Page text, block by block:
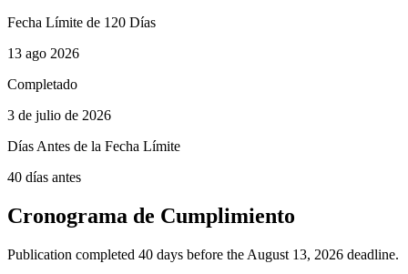
Fecha Límite de 120 Días
13 ago 2026
Completado
3 de julio de 2026
Días Antes de la Fecha Límite
40 días antes
Cronograma de Cumplimiento
Publication completed 40 days before the August 13, 2026 deadline.